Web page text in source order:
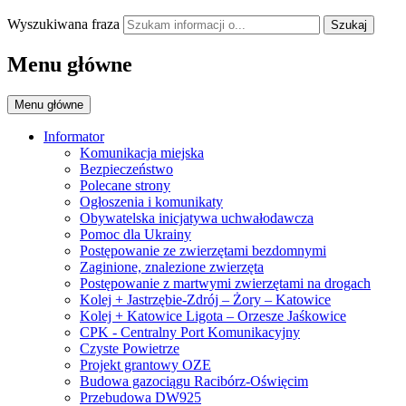
Wyszukiwana fraza Szukaj
Menu główne
Menu główne
Informator
Komunikacja miejska
Bezpieczeństwo
Polecane strony
Ogłoszenia i komunikaty
Obywatelska inicjatywa uchwałodawcza
Pomoc dla Ukrainy
Postępowanie ze zwierzętami bezdomnymi
Zaginione, znalezione zwierzęta
Postępowanie z martwymi zwierzętami na drogach
Kolej + Jastrzębie-Zdrój – Żory – Katowice
Kolej + Katowice Ligota – Orzesze Jaśkowice
CPK - Centralny Port Komunikacyjny
Czyste Powietrze
Projekt grantowy OZE
Budowa gazociągu Racibórz-Oświęcim
Przebudowa DW925